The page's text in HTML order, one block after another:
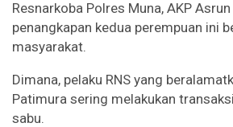
Resnarkoba Polres Muna, AKP
penangkapan kedua perempuan ini
masyarakat.
Dimana, pelaku RNS yang
Patimura sering melakukan
sabu.